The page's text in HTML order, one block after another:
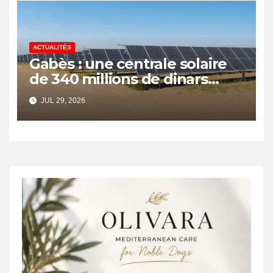
ACTUALITÉS
Gabès : une centrale solaire
de 340 millions de dinars
pour renforcer la transition
énergétique et créer 400
emplois
JUL 29, 2026